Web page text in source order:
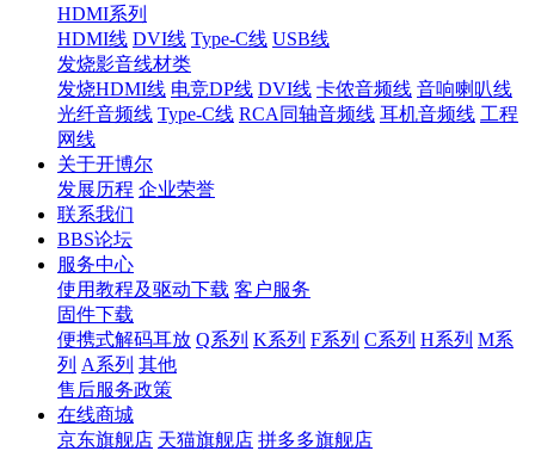
HDMI系列
HDMI线 DVI线 Type-C线 USB线
发烧影音线材类
发烧HDMI线 电竞DP线 DVI线 卡侬音频线 音响喇叭线
光纤音频线 Type-C线 RCA同轴音频线 耳机音频线 工程
网线
关于开博尔
发展历程 企业荣誉
联系我们
BBS论坛
服务中心
使用教程及驱动下载 客户服务
固件下载
便携式解码耳放 Q系列 K系列 F系列 C系列 H系列 M系
列 A系列 其他
售后服务政策
在线商城
京东旗舰店 天猫旗舰店 拼多多旗舰店